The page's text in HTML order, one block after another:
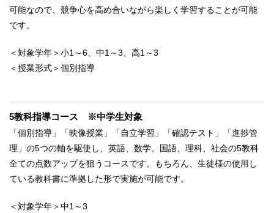
可能なので、競争心を高め合いながら楽しく学習することが可能
です。
＜対象学年＞小1～6、中1～3、高1～3
＜授業形式＞個別指導
5教科指導コース ※中学生対象
「個別指導」「映像授業」「自立学習」「確認テスト」「進捗管
理」の5つの軸を駆使し、英語、数学、国語、理科、社会の5教科
全ての点数アップを狙うコースです。もちろん、生徒様の使用し
ている教科書に準拠した形で実施が可能です。
＜対象学年＞中1～3